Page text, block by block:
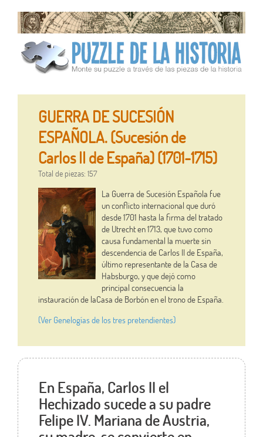
GUERRA DE SUCESIÓN
ESPAÑOLA. (Sucesión de
Carlos II de España) (1701-1715)
Total de piezas: 157
La Guerra de Sucesión Española fue
un conflicto internacional que duró
desde 1701 hasta la firma del tratado
de Utrecht en 1713, que tuvo como
causa fundamental la muerte sin
descendencia de Carlos II de España,
último representante de la Casa de
Habsburgo, y que dejó como
principal consecuencia la
instauración de laCasa de Borbón en el trono de España.
(Ver Genelogías de los tres pretendientes)
En España, Carlos II el
Hechizado sucede a su padre
Felipe IV. Mariana de Austria,